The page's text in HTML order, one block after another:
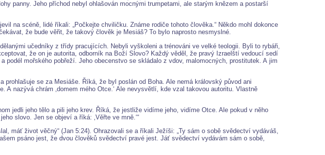
panny. Jeho příchod nebyl ohlašován mocnými trumpetami, ale starým knězem a postarší
na scéně, lidé říkali: „Počkejte chviličku. Známe rodiče tohoto člověka.“ Někdo mohl dokonce
že bude věřit, že takový člověk je Mesiáš? To bylo naprosto nesmyslné.
učedníky z třídy pracujících. Nebyli vyškoleni a trénováni ve velké teologii. Byli to rybáři,
že on je autorita, odborník na Boží Slovo? Každý věděl, že pravý Izraelští vedoucí sedí
mořského pobřeží. Jeho obecenstvo se skládalo z vdov, malomocných, prostitutek. A jim
se za Mesiáše. Říká, že byl poslán od Boha. Ale nemá královský původ ani
nazývá chrám ‚domem mého Otce.‘ Ale nevysvětlí, kde vzal takovou autoritu. Vlastně
jedli jeho tělo a pili jeho krev. Říká, že jestliže vidíme jeho, vidíme Otce. Ale pokud v něho
slovo. Jen se objeví a říká: ‚Věřte ve mně.‘“
máť život věčný“ (Jan 5:24). Ohrazovali se a říkali Ježíši: „Ty sám o sobě svědectví vydáváš,
psáno jest, že dvou člověků svědectví pravé jest. Jáť svědectví vydávám sám o sobě,